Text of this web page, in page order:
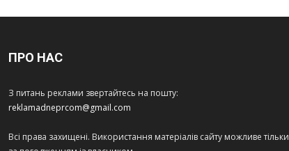
ПРО НАС
З питань реклами звертайтесь на пошту:
reklamadneprcom@gmail.com
Всі права захищені. Використання матеріалів сайту можливе тільки